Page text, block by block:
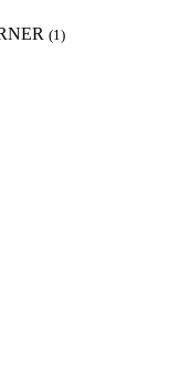
(1)